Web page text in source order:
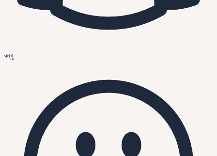
বন্ধু